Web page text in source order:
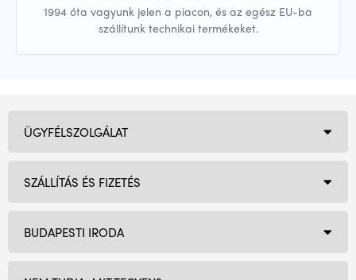
1994 óta vagyunk jelen a piacon, és az egész EU-ba
szállítunk technikai termékeket.
BUDAPESTI IRODA
ÜGYFÉLSZOLGÁLAT
SZÁLLÍTÁS ÉS FIZETÉS